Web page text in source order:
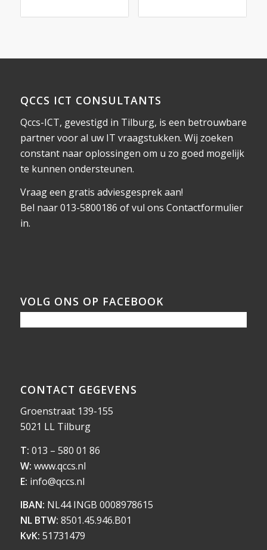
QCCS ICT CONSULTANTS
Qccs-ICT, gevestigd in Tilburg, is een betrouwbare
partner voor al uw IT vraagstukken. Wij zoeken
constant naar oplossingen om u zo goed mogelijk
te kunnen ondersteunen.
Vraag een gratis adviesgesprek aan!
Bel naar 013-5800186 of vul ons Contactformulier
in.
VOLG ONS OP FACEBOOK
CONTACT GEGEVENS
Groenstraat 139-155
5021 LL Tilburg
T: 013 – 580 01 86
W: www.qccs.nl
E: info@qccs.nl
IBAN: NL44 INGB 0008978615
NL BTW: 8501.45.946.B01
KvK: 51731479